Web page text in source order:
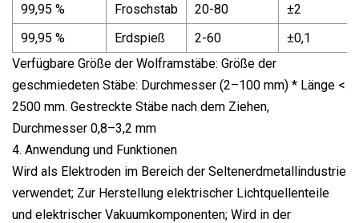
99,95 %
Froschstab 20-80
±2
99,95 %
Erdspieß 2-60
±0,1
Verfügbare Größe der Wolframstäbe: Größe der
geschmiedeten Stäbe: Durchmesser (2–100 mm) * Länge <
2500 mm. Gestreckte Stäbe nach dem Ziehen,
Durchmesser 0,8–3,2 mm
4. Anwendung und Funktionen
Wird als Elektroden im Bereich der Seltenerdmetallindustrie
verwendet; Zur Herstellung elektrischer Lichtquellenteile
und elektrischer Vakuumkomponenten; Wird in der